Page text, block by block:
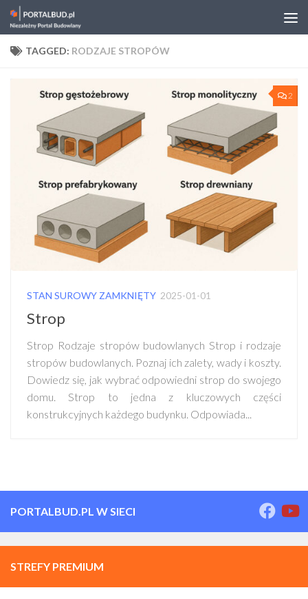
Skip to content
TAGGED: RODZAJE STROPÓW
2
STAN SUROWY ZAMKNIĘTY 2025-01-01
Strop
Strop Rodzaje stropów budowlanych Strop i rodzaje
stropów budowlanych. Poznaj ich zalety, wady i koszty.
Dowiedz się, jak wybrać odpowiedni strop do swojego
domu. Strop to jedna z kluczowych części
konstrukcyjnych każdego budynku. Odpowiada...
PORTALBUD.PL W SIECI
STREFY PREMIUM